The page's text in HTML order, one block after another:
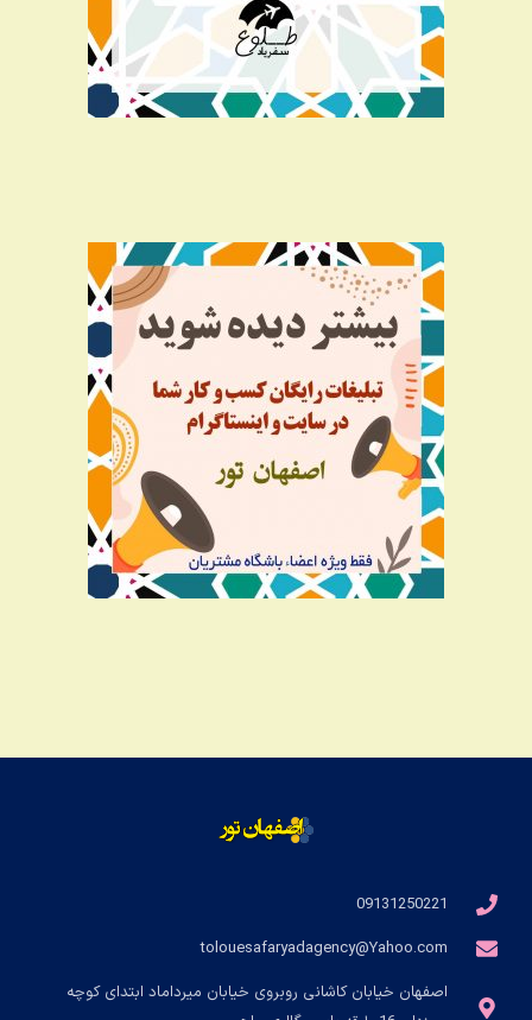
09131250221
tolouesafaryadagency@Yahoo.com
اصفهان خیابان کاشانی روبروی خیابان میرداماد ابتدای کوچه